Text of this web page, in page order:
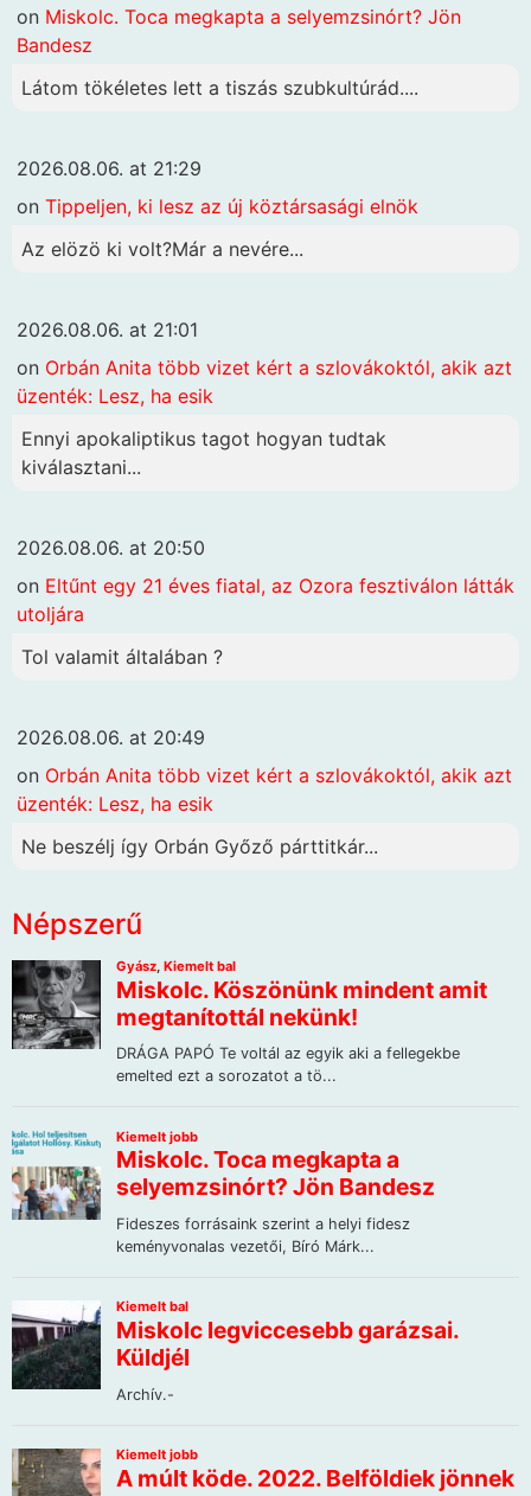
on Miskolc. Toca megkapta a selyemzsinórt? Jön
Bandesz
Látom tökéletes lett a tiszás szubkultúrád....
2026.08.06. at 21:29
on Tippeljen, ki lesz az új köztársasági elnök
Az elözö ki volt?Már a nevére...
2026.08.06. at 21:01
on Orbán Anita több vizet kért a szlovákoktól, akik azt
üzenték: Lesz, ha esik
Ennyi apokaliptikus tagot hogyan tudtak
kiválasztani...
2026.08.06. at 20:50
on Eltűnt egy 21 éves fiatal, az Ozora fesztiválon látták
utoljára
Tol valamit általában ?
2026.08.06. at 20:49
on Orbán Anita több vizet kért a szlovákoktól, akik azt
üzenték: Lesz, ha esik
Ne beszélj így Orbán Győző párttitkár...
Népszerű